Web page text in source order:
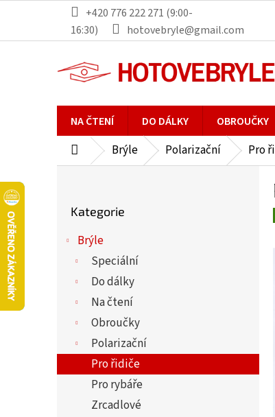
obsah
+420 776 222 271 (9:00-
16:30)
hotovebryle@gmail.com
NA ČTENÍ DO DÁLKY OBROUČKY
DomůBrýle Polarizační Pro
e
kategorie
Kategorie
Brýle
Speciální
Do dálky
Na čtení
Obroučky
Polarizační
Pro řidiče
Pro rybáře
Zrcadlové